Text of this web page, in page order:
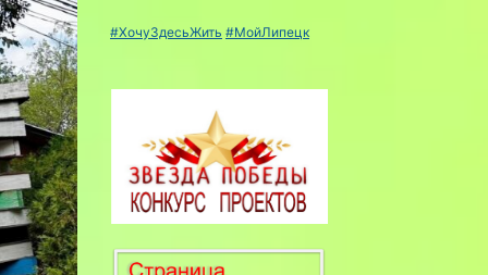
#ХочуЗдесьЖить #МойЛипецк